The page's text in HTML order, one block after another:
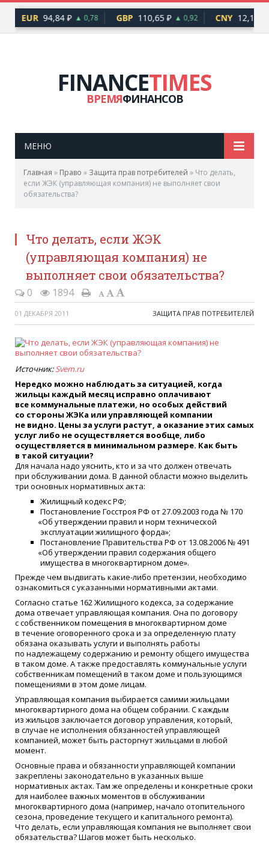
EUR 94,84 ₽ ▲ 0,78 GBP 110,65 ₽ ▲ 0,92 CNY 12,17 ₽
FINANCETIMES
ВРЕМЯФИНАНСОВ
МЕНЮ
Главная » Право » Защита прав потребителей » Что делать,
если ЖЭК (управляющая компания) не выполняет свои
обязательства?
Что делать, если ЖЭК
(управляющая компания) не
выполняет свои обязательства?
0 1894
01 ДЕКАБРЯ 2011 ЗАЩИТА ПРАВ ПОТРЕБИТЕЛЕЙ
Источник:Svem.ru
Нередко можно наблюдать за ситуацией, когда
жильцы каждый месяц исправно оплачивают
все коммунальные платежи, но особых действий
со стороны ЖЭКа или управляющей компании
не видно. Цены за услуги растут, а оказание этих самых
услуг либо не осуществляется вообще, либо
осуществляется в минимальном размере. Как быть
в такой ситуации?
Для начала надо уяснить, кто и за что должен отвечать
при обслуживании дома. В данной области можно выделить
три основных нормативных акта:
Жилищный кодекс РФ;
Постановление Госстроя РФ от 27.09.2003 года № 170
«Об утверждении правил и норм технической
эксплуатации жилищного форда»;
Постановление Правительства РФ от 13.08.2006 № 491
«Об утверждении правил содержания общего
имущества в многоквартирном доме».
Прежде чем выдвигать какие-либо претензии, необходимо
ознакомиться с указанными нормативными актами.
Согласно статье 162 Жилищного кодекса, за содержание
дома отвечает управляющая компания. Она по договору
с собственником помещения в многоквартирном доме
в течение оговоренного срока и за определенную плату
обязана оказывать услуги и выполнять работы
по надлежащему содержанию и ремонту общего имущества
в таком доме. А также предоставлять коммунальные услуги
собственникам помещений в таком доме и пользующимся
помещениями в этом доме лицам.
Управляющая компания выбирается самими жильцами
многоквартирного дома на общем собрании. С каждым
из жильцов заключается договор управления, который,
в случае не исполнения обязанностей управляющей
компанией, может быть расторгнут жильцами в любой
момент.
Основные права и обязанности управляющей компании
закреплены законодательно в указанных выше
нормативных актах. Там же определены и конкретные сроки
для наиболее важных моментов в обслуживании
многоквартирного дома (например, начало отопительного
сезона, проведение текущего и капитального ремонта).
Что делать, если управляющая компания не выполняет свои
обязательства? Шагов может быть несколько.